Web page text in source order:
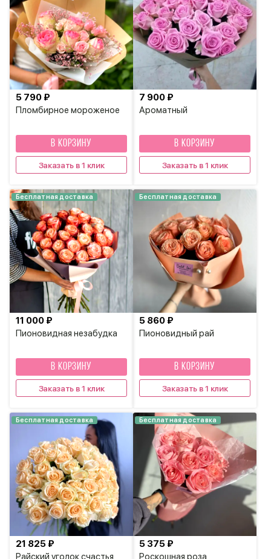
Пломбирное мороженое
5 790 ₽
В КОРЗИНУ
Заказать в 1 клик
Ароматный
7 900 ₽
В КОРЗИНУ
Заказать в 1 клик
Бесплатная доставка
Пионовидная незабудка
11 000 ₽
В КОРЗИНУ
Заказать в 1 клик
Бесплатная доставка
Пионовидный рай
5 860 ₽
В КОРЗИНУ
Заказать в 1 клик
Бесплатная доставка
Райский уголок счастья
21 825 ₽
Бесплатная доставка
Роскошная роза
5 375 ₽